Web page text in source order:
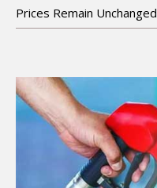
Prices Remain Unchanged